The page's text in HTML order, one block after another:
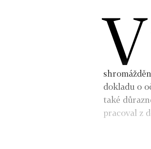
V
dokladu o
také
pracoval z